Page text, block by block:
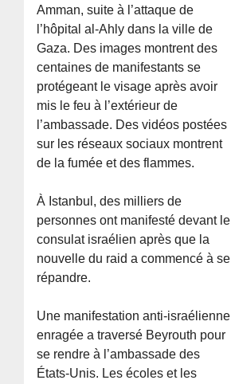
Amman, suite à l’attaque de
l’hôpital al-Ahly dans la ville de
Gaza. Des images montrent des
centaines de manifestants se
protégeant le visage après avoir
mis le feu à l’extérieur de
l’ambassade. Des vidéos postées
sur les réseaux sociaux montrent
de la fumée et des flammes.
À Istanbul, des milliers de
personnes ont manifesté devant le
consulat israélien après que la
nouvelle du raid a commencé à se
répandre.
Une manifestation anti-israélienne
enragée a traversé Beyrouth pour
se rendre à l’ambassade des
États-Unis. Les écoles et les